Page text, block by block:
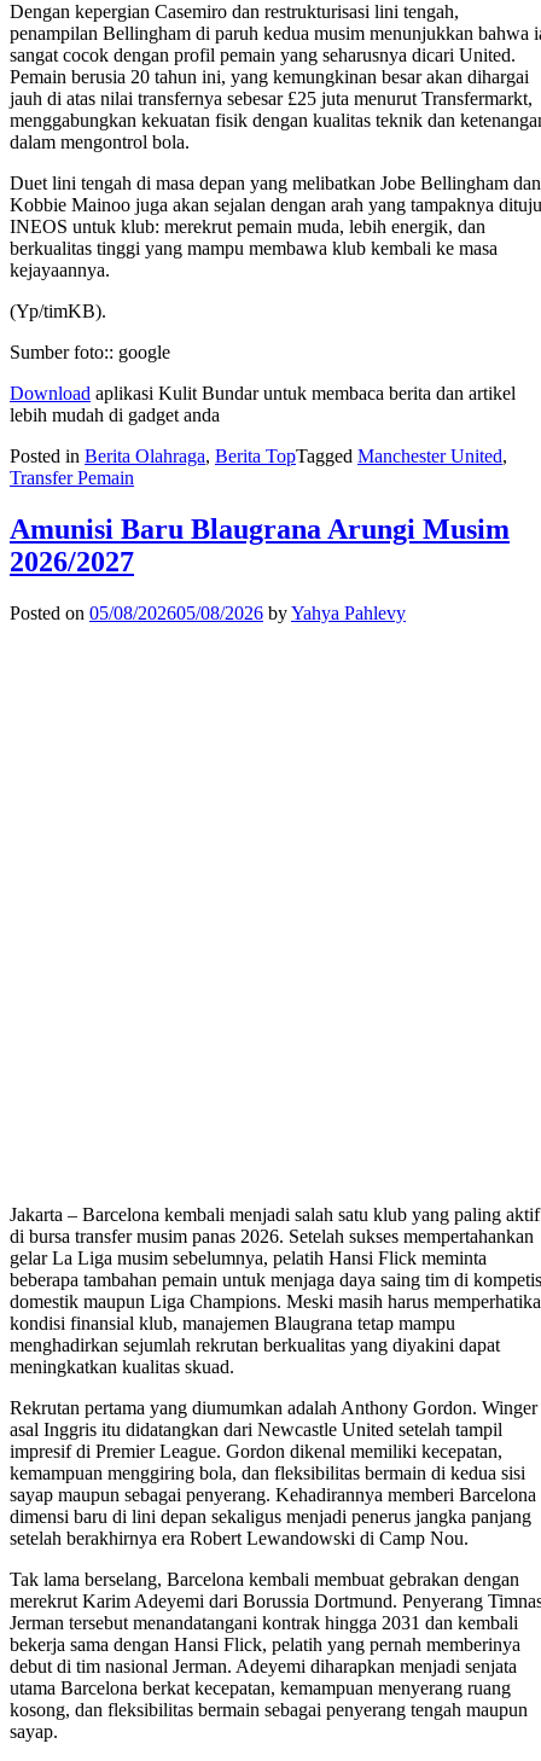
Dengan kepergian Casemiro dan restrukturisasi lini tengah,
penampilan Bellingham di paruh kedua musim menunjukkan bahwa
sangat cocok dengan profil pemain yang seharusnya dicari United.
Pemain berusia 20 tahun ini, yang kemungkinan besar akan dihargai
jauh di atas nilai transfernya sebesar £25 juta menurut Transfermarkt,
menggabungkan kekuatan fisik dengan kualitas teknik dan
dalam mengontrol bola.
Duet lini tengah di masa depan yang melibatkan Jobe Bellingham dan
Kobbie Mainoo juga akan sejalan dengan arah yang tampaknya dituju
INEOS untuk klub: merekrut pemain muda, lebih energik, dan
berkualitas tinggi yang mampu membawa klub kembali ke masa
kejayaannya.
(Yp/timKB).
Sumber foto:: google
Download aplikasi Kulit Bundar untuk membaca berita dan artikel
lebih mudah di gadget anda
Posted in Berita Olahraga, Berita TopTagged Manchester United,
Transfer Pemain
Amunisi Baru Blaugrana Arungi Musim
2026/2027
Posted on 05/08/202605/08/2026 byYahya Pahlevy
Jakarta – Barcelona kembali menjadi salah satu klub yang paling aktif
di bursa transfer musim panas 2026. Setelah sukses mempertahankan
gelar La Liga musim sebelumnya, pelatih Hansi Flick meminta
beberapa tambahan pemain untuk menjaga daya saing tim di
domestik maupun Liga Champions. Meski masih harus
kondisi finansial klub, manajemen Blaugrana tetap mampu
menghadirkan sejumlah rekrutan berkualitas yang diyakini dapat
meningkatkan kualitas skuad.
Rekrutan pertama yang diumumkan adalah Anthony Gordon. Winger
asal Inggris itu didatangkan dari Newcastle United setelah tampil
impresif di Premier League. Gordon dikenal memiliki kecepatan,
kemampuan menggiring bola, dan fleksibilitas bermain di kedua sisi
sayap maupun sebagai penyerang. Kehadirannya memberi Barcelona
dimensi baru di lini depan sekaligus menjadi penerus jangka panjang
setelah berakhirnya era Robert Lewandowski di Camp Nou.
Tak lama berselang, Barcelona kembali membuat gebrakan dengan
merekrut Karim Adeyemi dari Borussia Dortmund. Penyerang
Jerman tersebut menandatangani kontrak hingga 2031 dan kembali
bekerja sama dengan Hansi Flick, pelatih yang pernah memberinya
debut di tim nasional Jerman. Adeyemi diharapkan menjadi senjata
utama Barcelona berkat kecepatan, kemampuan menyerang ruang
kosong, dan fleksibilitas bermain sebagai penyerang tengah maupun
sayap.